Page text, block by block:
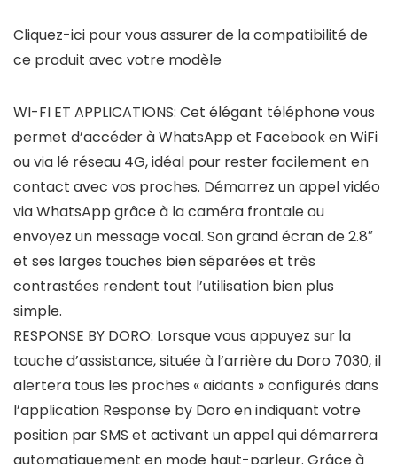
Cliquez-ici pour vous assurer de la compatibilité de
ce produit avec votre modèle
WI-FI ET APPLICATIONS: Cet élégant téléphone vous
permet d’accéder à WhatsApp et Facebook en WiFi
ou via lé réseau 4G, idéal pour rester facilement en
contact avec vos proches. Démarrez un appel vidéo
via WhatsApp grâce à la caméra frontale ou
envoyez un message vocal. Son grand écran de 2.8″
et ses larges touches bien séparées et très
contrastées rendent tout l’utilisation bien plus
simple.
RESPONSE BY DORO: Lorsque vous appuyez sur la
touche d’assistance, située à l’arrière du Doro 7030, il
alertera tous les proches « aidants » configurés dans
l’application Response by Doro en indiquant votre
position par SMS et activant un appel qui démarrera